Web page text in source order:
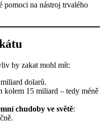
pomoci na nástroj trvalého
by zakat mohl mít:
dolarů.
kolem 15 miliard – tedy méně
chudoby ve světě: